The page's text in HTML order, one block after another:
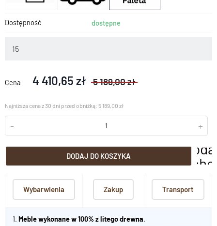
Dostępność dostępne
15
Cena 4 410,65 zł 5 189,00 zł
Najniższa cena z 30 dni przed obniżką: 5 189,00 zł
- +
DODAJ DO KOSZYKA
Wybarwienia Zakup Transport
1. Meble wykonane w 100% z litego drewna.